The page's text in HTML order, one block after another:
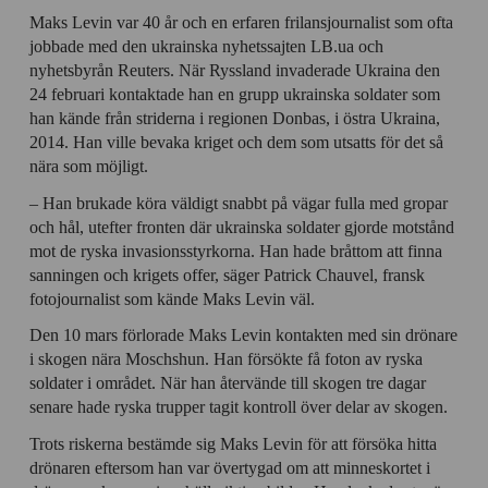
Maks Levin var 40 år och en erfaren frilansjournalist som ofta
jobbade med den ukrainska nyhetssajten LB.ua och
nyhetsbyrån Reuters. När Ryssland invaderade Ukraina den
24 februari kontaktade han en grupp ukrainska soldater som
han kände från striderna i regionen Donbas, i östra Ukraina,
2014. Han ville bevaka kriget och dem som utsatts för det så
nära som möjligt.
– Han brukade köra väldigt snabbt på vägar fulla med gropar
och hål, utefter fronten där ukrainska soldater gjorde motstånd
mot de ryska invasionsstyrkorna. Han hade bråttom att finna
sanningen och krigets offer, säger Patrick Chauvel, fransk
fotojournalist som kände Maks Levin väl.
Den 10 mars förlorade Maks Levin kontakten med sin drönare
i skogen nära Moschshun. Han försökte få foton av ryska
soldater i området. När han återvände till skogen tre dagar
senare hade ryska trupper tagit kontroll över delar av skogen.
Trots riskerna bestämde sig Maks Levin för att försöka hitta
drönaren eftersom han var övertygad om att minneskortet i